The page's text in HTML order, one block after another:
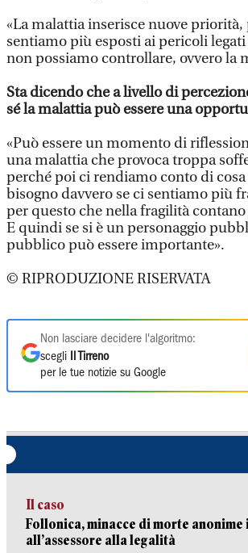
«La malattia inserisce nuove priorità,
sentiamo più esposti ai pericoli legati
non possiamo controllare, ovvero la
Sta dicendo che a livello di
sé la malattia può essere una
«Può essere un momento di
una malattia che provoca troppa
perché poi ci rendiamo conto di
bisogno davvero se ci sentiamo più
per questo che nella fragilità
E quindi se si è un personaggio
pubblico può essere importante».
© RIPRODUZIONE RISERVATA
Non lasciare decidere l'algoritmo:
scegli
Il Tirreno
per le tue notizie su Google
Il caso
Follonica, minacce di morte anonime
all’assessore alla legalità